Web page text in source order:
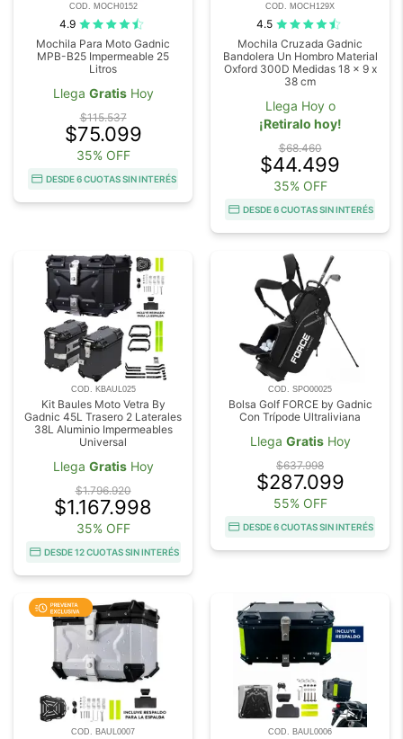
COD. MOCH0152
4.9
Mochila Para Moto Gadnic
MPB-B25 Impermeable 25
Litros
Llega GratisHoy
$115.537
$75.099
35% OFF
DESDE 6 CUOTAS SIN INTERÉS
COD. MOCH129X
4.5
Mochila Cruzada Gadnic
Bandolera Un Hombro Material
Oxford 300D Medidas 18 x 9 x
38 cm
Llega Hoy o
¡Retiralo hoy!
$68.460
$44.499
35% OFF
DESDE 6 CUOTAS SIN INTERÉS
COD. KBAUL025
Kit Baules Moto Vetra By
Gadnic 45L Trasero 2 Laterales
38L Aluminio Impermeables
Universal
Llega GratisHoy
$1.796.920
$1.167.998
35% OFF
DESDE 12 CUOTAS SIN INTERÉS
COD. SPO00025
Bolsa Golf FORCE by Gadnic
Con Trípode Ultraliviana
Llega GratisHoy
$637.998
$287.099
55% OFF
DESDE 6 CUOTAS SIN INTERÉS
COD. BAUL0007 COD. BAUL0006